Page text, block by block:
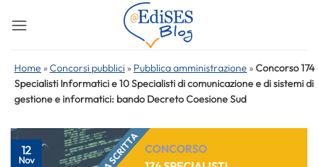
Home »Concorsi pubblici » Pubblica amministrazione »Concorso 174
Specialisti Informatici e 10 Specialisti di comunicazione e di sistemi di
gestione e informatici: bando Decreto Coesione Sud
12
Nov